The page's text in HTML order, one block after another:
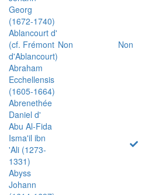
Georg
(1672-1740)
Ablancourt d'
(cf. Frémont
d'Ablancourt)
Non Non
Abraham
Ecchellensis
(1605-1664)
Abrenethée
Daniel d'
Abu Al-Fida
Isma'il ibn
'Ali (1273-
1331)
Abyss
Johann